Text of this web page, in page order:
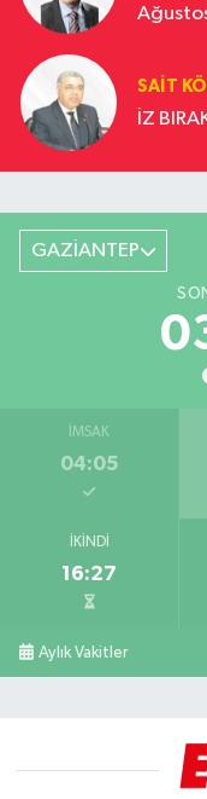
SAIT
İZ
GAZİANTEP
İMSAK
04:05
İKINDI
16:27
Aylık Vakitler